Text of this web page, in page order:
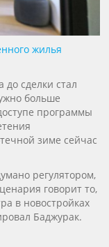
жилья
до сделки стал
больше
программы
зиме сейчас
регулятором,
говорит то,
в новостройках
Баджурак.